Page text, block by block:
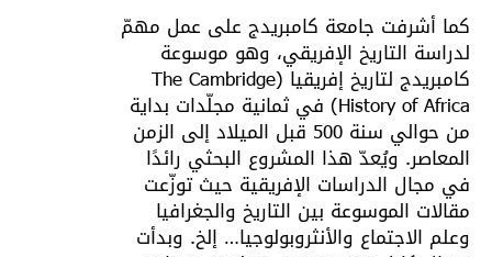
كما أشرفت جامعة كامبريدج على عمل مهمّ
لدراسة التاريخ الإفريقي، وهو موسوعة
كامبريدج لتاريخ إفريقيا (The Cambridge
History of Africa) في ثمانية مجلّدات بداية
من حوالي سنة 500 قبل الميلاد إلى الزمن
المعاصر. ويُعدّ هذا المشروع البحثي رائدًا
في مجال الدراسات الإفريقية حيث توزّعت
مقالات الموسوعة بين التاريخ والجغرافيا
وعلم الاجتماع والأنثروبولوجيا… إلخ. وبدأت